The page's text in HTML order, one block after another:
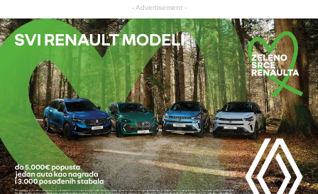
- Advertisement -